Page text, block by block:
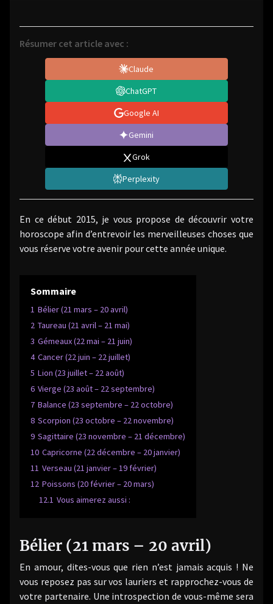
Résumer cet article avec :
Claude
ChatGPT
Google AI
Gemini
Grok
Perplexity
En ce début 2015, je vous propose de découvrir votre
horoscope afin d’entrevoir les merveilleuses choses que
vous réserve votre avenir pour cette année unique.
Sommaire
1 Bélier (21 mars – 20 avril)
2 Taureau (21 avril – 21 mai)
3 Gémeaux (22 mai – 21 juin)
4 Cancer (22 juin – 22 juillet)
5 Lion (23 juillet – 22 août)
6 Vierge (23 août – 22 septembre)
7 Balance (23 septembre – 22 octobre)
8 Scorpion (23 octobre – 22 novembre)
9 Sagittaire (23 novembre – 21 décembre)
10 Capricorne (22 décembre – 20 janvier)
11 Verseau (21 janvier – 19 février)
12 Poissons (20 février – 20 mars)
12.1 Vous aimerez aussi :
Bélier (21 mars – 20 avril)
En amour, dites-vous que rien n’est jamais acquis ! Ne
vous reposez pas sur vos lauriers et rapprochez-vous de
votre partenaire. Une introspection de vous-même sera